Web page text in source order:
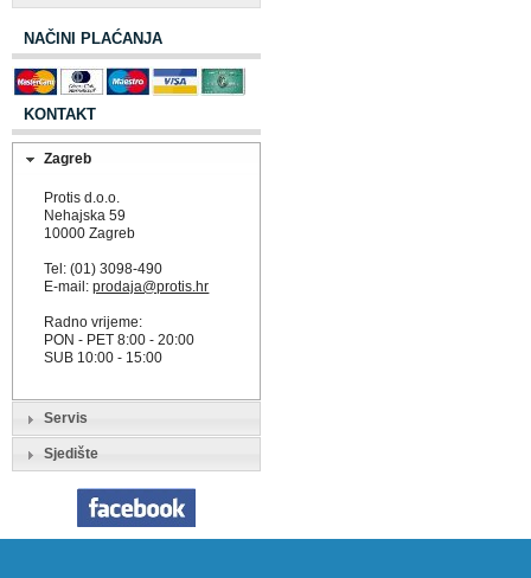
NAČINI PLAĆANJA
KONTAKT
Zagreb
Protis d.o.o.
Nehajska 59
10000 Zagreb
Tel: (01) 3098-490
E-mail:prodaja@protis.hr
Radno vrijeme:
PON - PET 8:00 - 20:00
SUB 10:00 - 15:00
Servis
Sjedište